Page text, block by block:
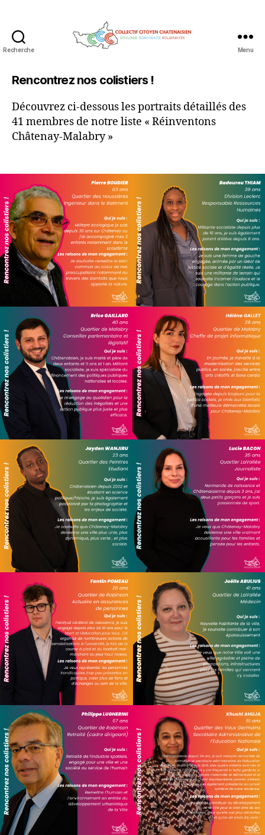
Recherche
Citoyen
Chatenaisien
Menu
Rencontrez nos colistiers !
Découvrez ci-dessous les portraits détaillés des
41 membres de notre liste « Réinventons
Châtenay-Malabry »